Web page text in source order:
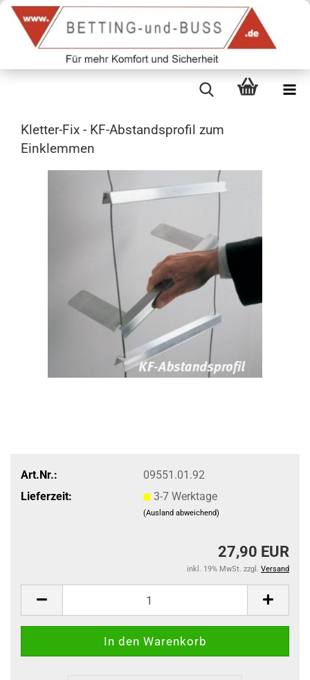
Kletter-Fix - KF-Abstandsprofil zum
Einklemmen
Art.Nr.:
09551.01.92
Lieferzeit:
3-7 Werktage
(Ausland abweichend)
27,90 EUR
inkl. 19% MwSt. zzgl. Versand